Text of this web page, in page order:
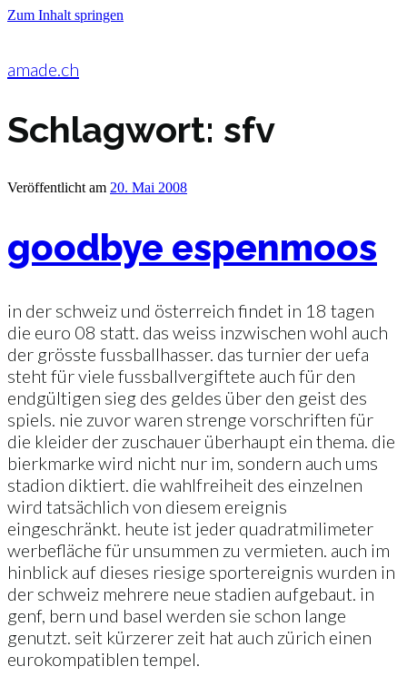
Zum Inhalt springen
amade.ch
Schlagwort: sfv
Veröffentlicht am 20. Mai 2008
goodbye espenmoos
in der schweiz und österreich findet in 18 tagen
die euro 08 statt. das weiss inzwischen wohl auch
der grösste fussballhasser. das turnier der uefa
steht für viele fussballvergiftete auch für den
endgültigen sieg des geldes über den geist des
spiels. nie zuvor waren strenge vorschriften für
die kleider der zuschauer überhaupt ein thema. die
bierkmarke wird nicht nur im, sondern auch ums
stadion diktiert. die wahlfreiheit des einzelnen
wird tatsächlich von diesem ereignis
eingeschränkt. heute ist jeder quadratmilimeter
werbefläche für unsummen zu vermieten. auch im
hinblick auf dieses riesige sportereignis wurden in
der schweiz mehrere neue stadien aufgebaut. in
genf, bern und basel werden sie schon lange
genutzt. seit kürzerer zeit hat auch zürich einen
eurokompatiblen tempel.